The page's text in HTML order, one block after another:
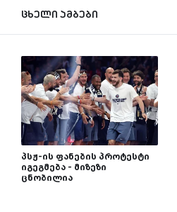
ცხელი ამბები
პსჟ-ის ფანების პროტესტი
იგეგმება - მიზეზი
ცნობილია